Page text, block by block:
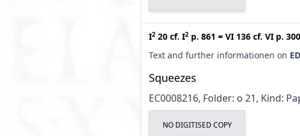
I2 20 cf. I2 p. 861 = VI 136 cf. VI p.
Text and further informationen on
Squeezes
EC0008216, Folder: o 21, Kind:
NO DIGITISED COPY